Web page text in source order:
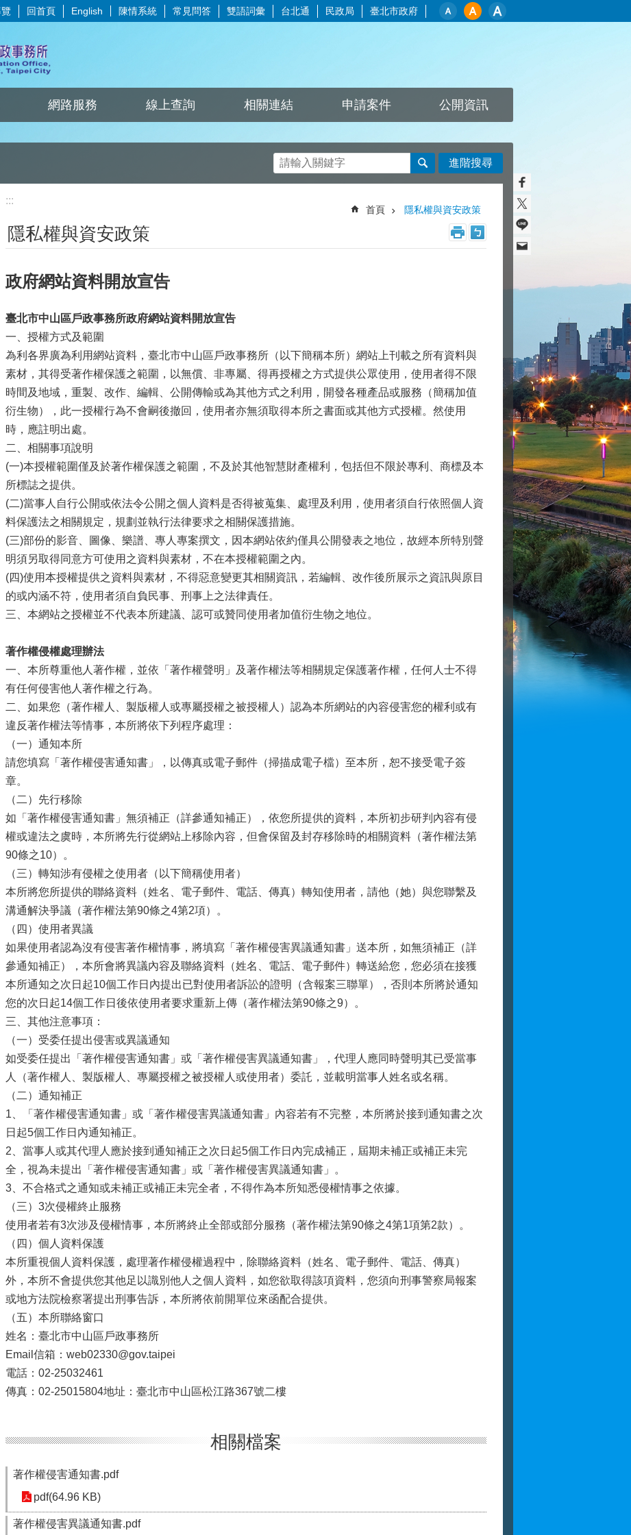
回首頁 English 陳情系統 常見問答 雙語詞彙 台北通 民政局 臺北市政府
網路服務 線上查詢 相關連結 申請案件 公開資訊
進階搜尋
:::
首頁 隱私權與資安政策
隱私權與資安政策
政府網站資料開放宣告
臺北市中山區戶政事務所政府網站資料開放宣告
一、授權方式及範圍
為利各界廣為利用網站資料，臺北市中山區戶政事務所（以下簡稱本所）網站上刊載之所有資料與
素材，其得受著作權保護之範圍，以無償、非專屬、得再授權之方式提供公眾使用，使用者得不限
時間及地域，重製、改作、編輯、公開傳輸或為其他方式之利用，開發各種產品或服務（簡稱加值
衍生物），此一授權行為不會嗣後撤回，使用者亦無須取得本所之書面或其他方式授權。然使用
時，應註明出處。
二、相關事項說明
(一)本授權範圍僅及於著作權保護之範圍，不及於其他智慧財產權利，包括但不限於專利、商標及本
所標誌之提供。
(二)當事人自行公開或依法令公開之個人資料是否得被蒐集、處理及利用，使用者須自行依照個人資
料保護法之相關規定，規劃並執行法律要求之相關保護措施。
(三)部份的影音、圖像、樂譜、專人專案撰文，因本網站依約僅具公開發表之地位，故經本所特別聲
明須另取得同意方可使用之資料與素材，不在本授權範圍之內。
(四)使用本授權提供之資料與素材，不得惡意變更其相關資訊，若編輯、改作後所展示之資訊與原目
的或內涵不符，使用者須自負民事、刑事上之法律責任。
三、本網站之授權並不代表本所建議、認可或贊同使用者加值衍生物之地位。
著作權侵權處理辦法
一、本所尊重他人著作權，並依「著作權聲明」及著作權法等相關規定保護著作權，任何人士不得
有任何侵害他人著作權之行為。
二、如果您（著作權人、製版權人或專屬授權之被授權人）認為本所網站的內容侵害您的權利或有
違反著作權法等情事，本所將依下列程序處理：
（一）通知本所
請您填寫「著作權侵害通知書」，以傳真或電子郵件（掃描成電子檔）至本所，恕不接受電子簽
章。
（二）先行移除
如「著作權侵害通知書」無須補正（詳參通知補正），依您所提供的資料，本所初步研判內容有侵
權或違法之虞時，本所將先行從網站上移除內容，但會保留及封存移除時的相關資料（著作權法第
90條之10）。
（三）轉知涉有侵權之使用者（以下簡稱使用者）
本所將您所提供的聯絡資料（姓名、電子郵件、電話、傳真）轉知使用者，請他（她）與您聯繫及
溝通解決爭議（著作權法第90條之4第2項）。
（四）使用者異議
如果使用者認為沒有侵害著作權情事，將填寫「著作權侵害異議通知書」送本所，如無須補正（詳
參通知補正），本所會將異議內容及聯絡資料（姓名、電話、電子郵件）轉送給您，您必須在接獲
本所通知之次日起10個工作日內提出已對使用者訴訟的證明（含報案三聯單），否則本所將於通知
您的次日起14個工作日後依使用者要求重新上傳（著作權法第90條之9）。
三、其他注意事項：
（一）受委任提出侵害或異議通知
如受委任提出「著作權侵害通知書」或「著作權侵害異議通知書」，代理人應同時聲明其已受當事
人（著作權人、製版權人、專屬授權之被授權人或使用者）委託，並載明當事人姓名或名稱。
（二）通知補正
1、「著作權侵害通知書」或「著作權侵害異議通知書」內容若有不完整，本所將於接到通知書之次
日起5個工作日內通知補正。
2、當事人或其代理人應於接到通知補正之次日起5個工作日內完成補正，屆期未補正或補正未完
全，視為未提出「著作權侵害通知書」或「著作權侵害異議通知書」。
3、不合格式之通知或未補正或補正未完全者，不得作為本所知悉侵權情事之依據。
（三）3次侵權終止服務
使用者若有3次涉及侵權情事，本所將終止全部或部分服務（著作權法第90條之4第1項第2款）。
（四）個人資料保護
本所重視個人資料保護，處理著作權侵權過程中，除聯絡資料（姓名、電子郵件、電話、傳真）
外，本所不會提供您其他足以識別他人之個人資料，如您欲取得該項資料，您須向刑事警察局報案
或地方法院檢察署提出刑事告訴，本所將依前開單位來函配合提供。
（五）本所聯絡窗口
姓名：臺北市中山區戶政事務所
Email信箱：web02330@gov.taipei
電話：02-25032461
傳真：02-25015804地址：臺北市中山區松江路367號二樓
相關檔案
著作權侵害通知書.pdf
pdf(64.96 KB)
著作權侵害異議通知書.pdf